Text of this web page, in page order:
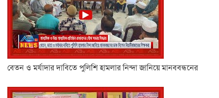
বেতন ও মর্যাদার দাবিতে পুলিশি হামলার নিন্দা জানিয়ে মানববন্ধনের